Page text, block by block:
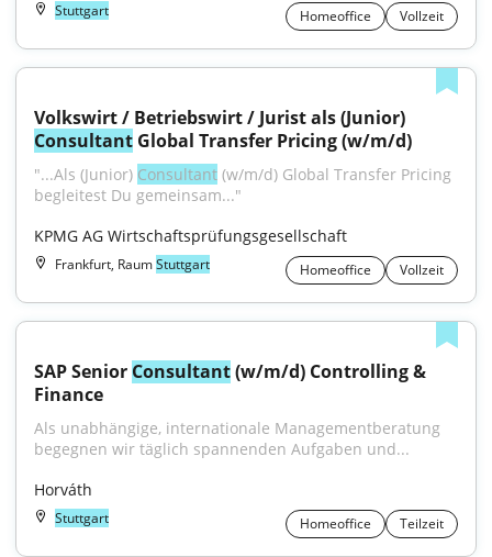
Stuttgart Homeoffice Vollzeit
Consultant Global Transfer Pricing (w/m/d)
"...Als (Junior) Consultant (w/m/d) Global Transfer Pricing
begleitest Du gemeinsam..."
KPMG AG Wirtschaftsprüfungsgesellschaft
Frankfurt, RaumStuttgart Homeoffice Vollzeit
SAP Senior Consultant (w/m/d) Controlling &
Finance
Als unabhängige, internationale Managementberatung
begegnen wir täglich spannenden Aufgaben und...
Horváth
Stuttgart Homeoffice Teilzeit